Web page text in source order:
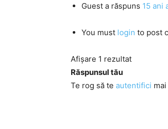
Guest a răspuns 15 ani
You must login to post
Afișare 1 rezultat
Răspunsul tău
Te rog să te autentifici